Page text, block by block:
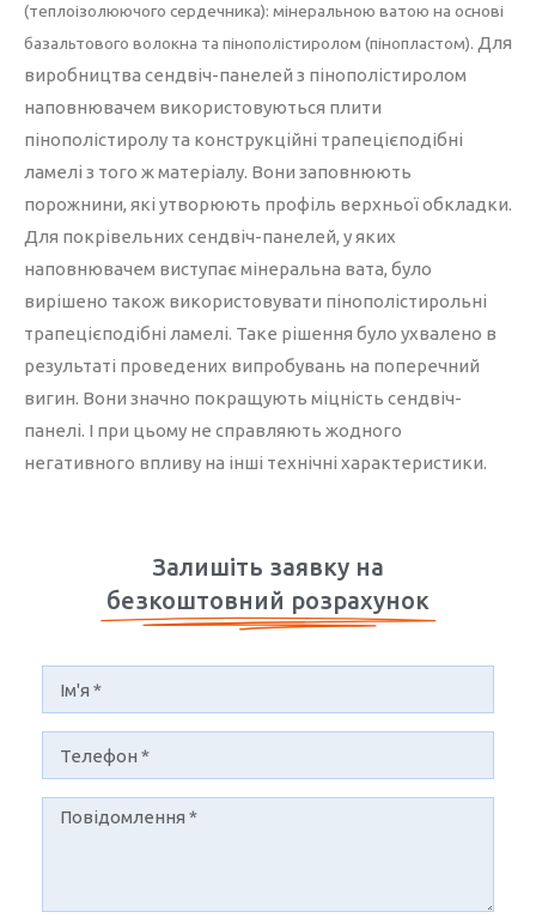
(теплоізолюючого сердечника): мінеральною ватою на основі
базальтового волокна та пінополістиролом (пінопластом). Для
виробництва сендвіч-панелей з пінополістиролом
наповнювачем використовуються плити
пінополістиролу та конструкційні трапецієподібні
ламелі з того ж матеріалу. Вони заповнюють
порожнини, які утворюють профіль верхньої обкладки.
Для покрівельних сендвіч-панелей, у яких
наповнювачем виступає мінеральна вата, було
вирішено також використовувати пінополістирольні
трапецієподібні ламелі. Таке рішення було ухвалено в
результаті проведених випробувань на поперечний
вигин. Вони значно покращують міцність сендвіч-
панелі. І при цьому не справляють жодного
негативного впливу на інші технічні характеристики.
Залишіть заявку на
безкоштовний розрахунок